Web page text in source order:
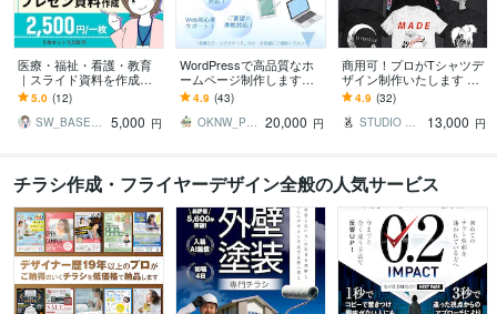
医療・福祉・看護・教育
｜スライド資料を作成し
ます ソーシャルワーカー
がパワポ・Canvaの伝わ
る資料作ります
5.0 (12)
SW_BASETAG
5,000 円
WordPressで高品質なホ
ームページ制作します
【低価格×高品質】ビジネ
スを支えるWebサイトを
一緒に作成！
4.9 (43)
OKNW_Pool★ホームページ制作 20,000 円
商用可！プロがTシャツデ
ザイン制作いたします 経
験20年1000件以上 TV使用
やメジャー案件多数経験
4.9 (32)
STUDIO Curiosity
13,000 円
チラシ作成・フライヤーデザイン全般の人気サービス